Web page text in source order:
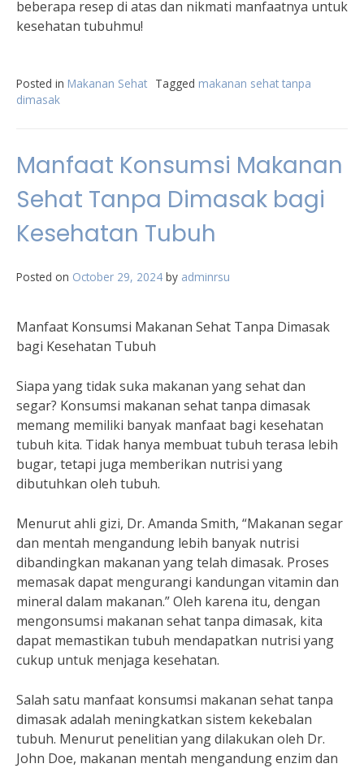
beberapa resep di atas dan nikmati manfaatnya untuk
kesehatan tubuhmu!
Posted in Makanan Sehat Tagged makanan sehat tanpa
dimasak
Manfaat Konsumsi Makanan
Sehat Tanpa Dimasak bagi
Kesehatan Tubuh
Posted on October 29, 2024 by adminrsu
Manfaat Konsumsi Makanan Sehat Tanpa Dimasak
bagi Kesehatan Tubuh
Siapa yang tidak suka makanan yang sehat dan
segar? Konsumsi makanan sehat tanpa dimasak
memang memiliki banyak manfaat bagi kesehatan
tubuh kita. Tidak hanya membuat tubuh terasa lebih
bugar, tetapi juga memberikan nutrisi yang
dibutuhkan oleh tubuh.
Menurut ahli gizi, Dr. Amanda Smith, “Makanan segar
dan mentah mengandung lebih banyak nutrisi
dibandingkan makanan yang telah dimasak. Proses
memasak dapat mengurangi kandungan vitamin dan
mineral dalam makanan.” Oleh karena itu, dengan
mengonsumsi makanan sehat tanpa dimasak, kita
dapat memastikan tubuh mendapatkan nutrisi yang
cukup untuk menjaga kesehatan.
Salah satu manfaat konsumsi makanan sehat tanpa
dimasak adalah meningkatkan sistem kekebalan
tubuh. Menurut penelitian yang dilakukan oleh Dr.
John Doe, makanan mentah mengandung enzim dan